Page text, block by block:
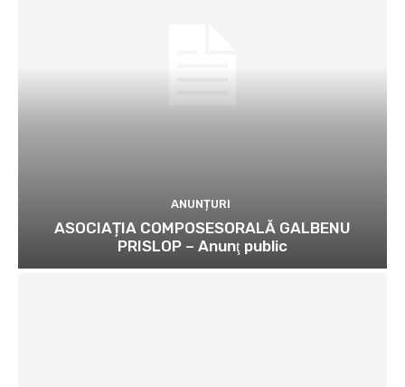
ANUNȚURI
ASOCIAȚIA COMPOSESORALĂ GALBENU
PRISLOP – Anunţ public